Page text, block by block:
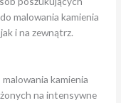
malowania kamienia
i na zewnątrz.
kamienia
na intensywne